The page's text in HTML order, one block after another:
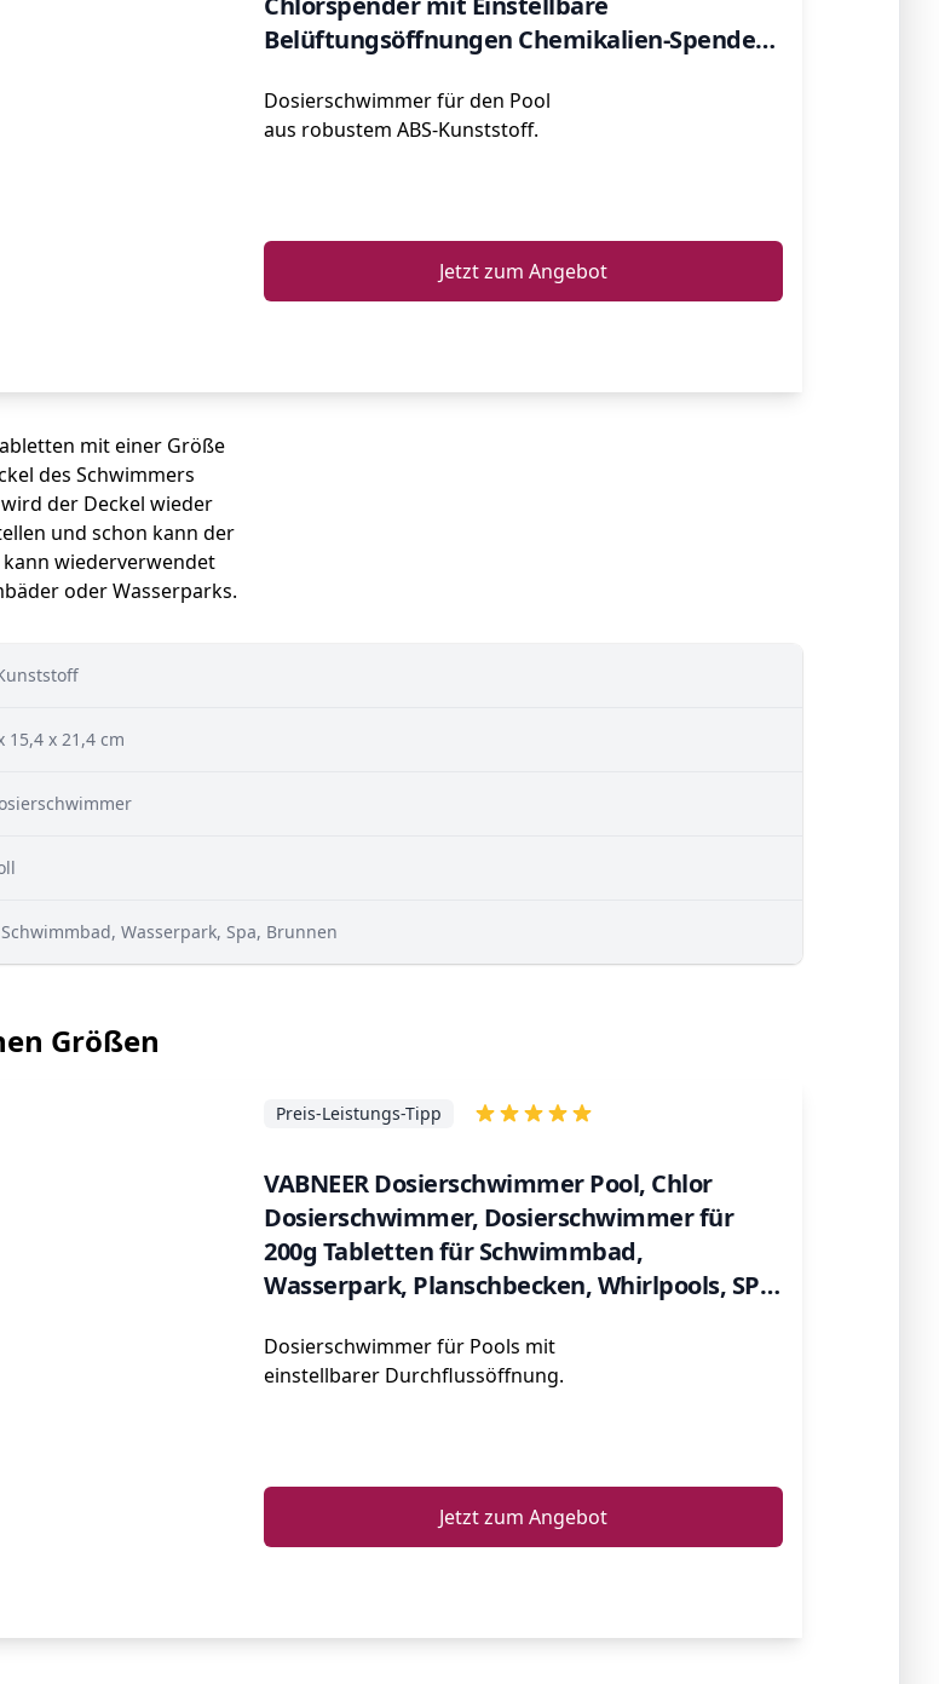
Belüftungsöffnungen Chemikalien-Spender
Dosierschwimmer für den Pool
aus robustem ABS-Kunststoff.
Jetzt zum Angebot
mit einer Größe
des Schwimmers
der Deckel wieder
und schon kann der
wiederverwendet
oder Wasserparks.
15,4 x 21,4 cm
Schwimmbad, Wasserpark, Spa, Brunnen
Größen
VABNEER Dosierschwimmer Pool, Chlor
Dosierschwimmer, Dosierschwimmer für
200g Tabletten für Schwimmbad,
Wasserpark, Planschbecken, Whirlpools, SPA
Preis-Leistungs-Tipp
Dosierschwimmer für Pools mit
einstellbarer Durchflussöffnung.
Jetzt zum Angebot